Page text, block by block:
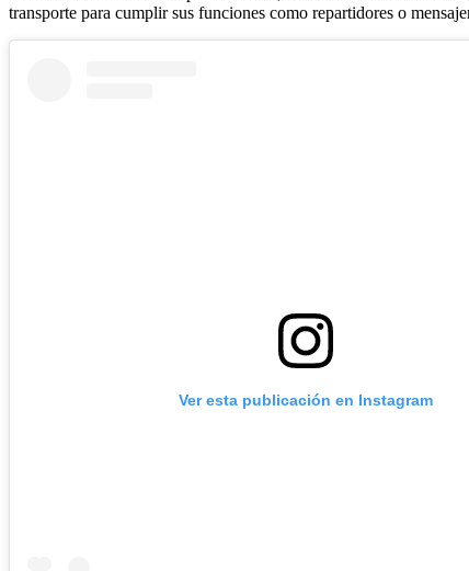
transporte para cumplir sus funciones como repartidores o
Ver esta publicación en Instagram